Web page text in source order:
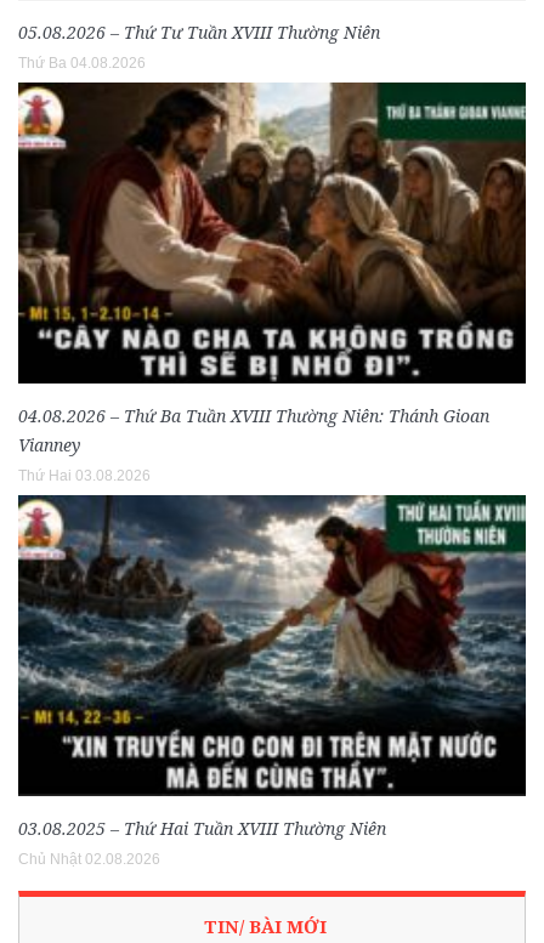
05.08.2026 – Thứ Tư Tuần XVIII Thường Niên
Thứ Ba 04.08.2026
04.08.2026 – Thứ Ba Tuần XVIII Thường Niên: Thánh Gioan
Vianney
Thứ Hai 03.08.2026
03.08.2025 – Thứ Hai Tuần XVIII Thường Niên
Chủ Nhật 02.08.2026
TIN/ BÀI MỚI